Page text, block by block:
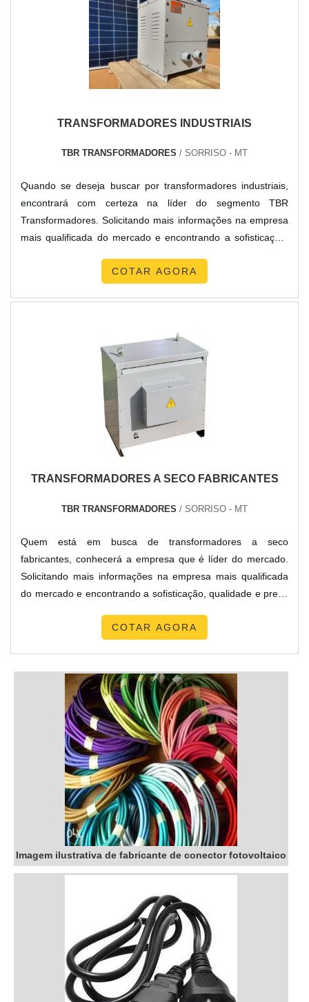
TRANSFORMADORES INDUSTRIAIS
TBR TRANSFORMADORES / SORRISO - MT
Quando se deseja buscar por transformadores industriais,
encontrará com certeza na líder do segmento TBR
Transformadores. Solicitando mais informações na empresa
mais qualificada do mercado e encontrando a sofisticação,
TRANSFORMADORES INDUSTRIAISQuem quer encontrar
COTAR AGORA
TRANSFORMADORES A SECO FABRICANTES
TBR TRANSFORMADORES / SORRISO - MT
Quem está em busca de transformadores a seco
fabricantes, conhecerá a empresa que é líder do mercado.
Solicitando mais informações na empresa mais qualificada
do mercado e encontrando a sofisticação, qualidade e preço
TRANSFORMADORES A SECO FABRICANTESQuem
Transformadores. Com grande expressão de mercado qu...
COTAR AGORA
Imagem ilustrativa de fabricante de conector fotovoltaico